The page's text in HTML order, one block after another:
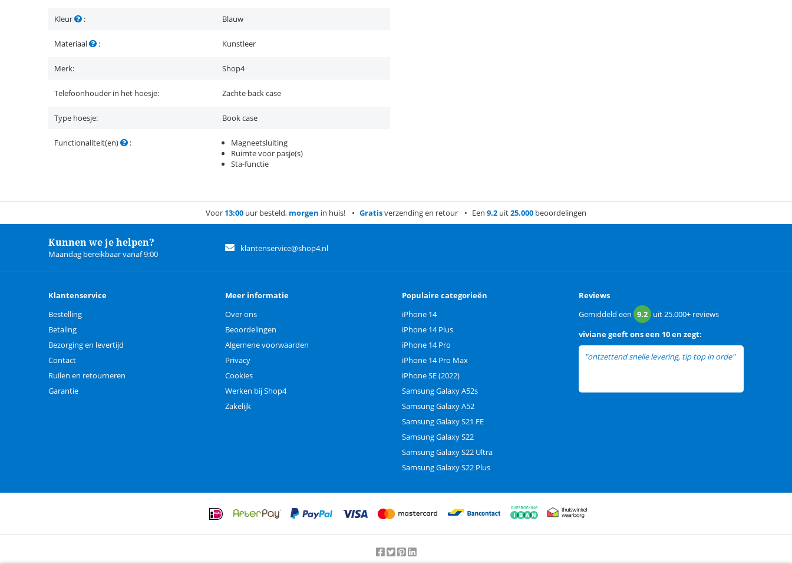
Kleur : Blauw
Materiaal : Kunstleer
Merk: Shop4
Telefoonhouder in het hoesje: Zachte back case
Type hoesje: Book case
Functionaliteit(en) :
Magneetsluiting
Ruimte voor pasje(s)
Sta-functie
Voor 13:00 uur besteld, morgen in huis! Gratisverzending en retour Een 9.2 uit25.000 beoordelingen
Kunnen we je helpen?
Maandag bereikbaar vanaf 9:00
klantenservice@shop4.nl
Klantenservice
Bestelling
Betaling
Bezorging en levertijd
Contact
Ruilen en retourneren
Garantie
Meer informatie
Over ons
Beoordelingen
Algemene voorwaarden
Privacy
Cookies
Werken bij Shop4
Zakelijk
Populaire categorieën
iPhone 14
iPhone 14 Plus
iPhone 14 Pro
iPhone 14 Pro Max
iPhone SE (2022)
Samsung Galaxy A52s
Samsung Galaxy A52
Samsung Galaxy S21 FE
Samsung Galaxy S22
Samsung Galaxy S22 Ultra
Samsung Galaxy S22 Plus
Reviews
Gemiddeld een 9.2 uit25.000+ reviews
vivianegeeft ons een 10 en zegt:
"ontzettend snelle levering, tip top in orde"